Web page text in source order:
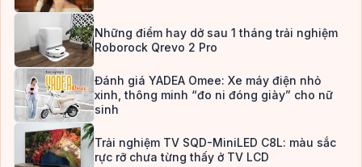
Những điểm hay dở sau 1 tháng trải nghiệm
Roborock Qrevo 2 Pro
Đánh giá YADEA Omee: Xe máy điện nhỏ
xinh, thông minh “đo ni đóng giày” cho nữ
sinh
Trải nghiệm TV SQD-MiniLED C8L: màu sắc
rực rỡ chưa từng thấy ở TV LCD